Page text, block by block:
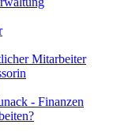
Mitarbeiter
- Finanzen